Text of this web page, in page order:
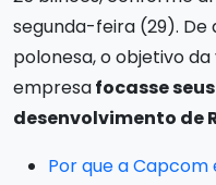
segunda-feira (29).
polonesa, o objetivo
empresafocasse
desenvolvimento de
Por que a